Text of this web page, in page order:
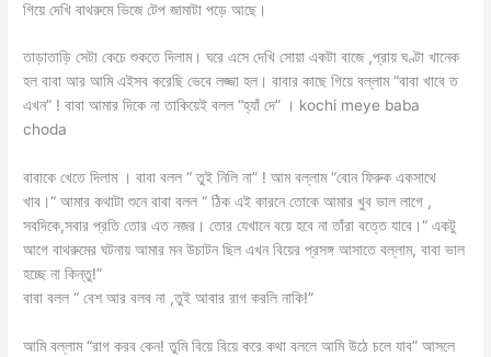
গিয়ে দেখি বাথরুমে ভিজে টেপ জামাটা পড়ে আছে।
তাড়াতাড়ি সেটা কেচে শুকতে দিলাম। ঘরে এসে দেখি সোয়া একটা বাজে ,প্রায় ঘণ্টা খানেক
হল বাবা আর আমি এইসব করেছি ভেবে লজ্জা হল। বাবার কাছে গিয়ে বল্লাম “বাবা খাবে ত
এখন” ! বাবা আমার দিকে না তাকিয়েই বলল “হ্যাঁ দে” । kochi meye baba
choda
বাবাকে খেতে দিলাম । বাবা বলল “ তুই নিলি না” ! আম বল্লাম “বোন ফিরুক একসাথে
খাব।“ আমার কথাটা শুনে বাবা বলল “ ঠিক এই কারনে তোকে আমার খুব ভাল লাগে ,
সবদিকে,সবার প্রতি তোর এত নজর। তোর যেখানে বয়ে হবে না তাঁরা বত্তে যাবে।“ একটু
আগে বাথরুমের ঘটনায় আমার মন উচাটন ছিল এখন বিয়ের প্রসঙ্গ আসাতে বল্লাম, বাবা ভাল
হচ্ছে না কিন্তু!”
বাবা বলল “ বেশ আর বলব না ,তুই আবার রাগ করলি নাকি!”
আমি বল্লাম “রাগ করব কেন! তুমি বিয়ে বিয়ে করে কথা বললে আমি উঠে চলে যাব” আসলে